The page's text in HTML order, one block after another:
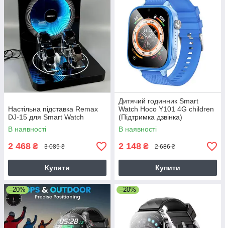
Настільна підставка Remax
DJ-15 для Smart Watch
В наявності
2 468 ₴ 3 085 ₴
Купити
Дитячий годинник Smart
Watch Hoco Y101 4G children
(Підтримка дзвінка)
Блакитний
В наявності
2 148 ₴ 2 686 ₴
Купити
–20% –20%